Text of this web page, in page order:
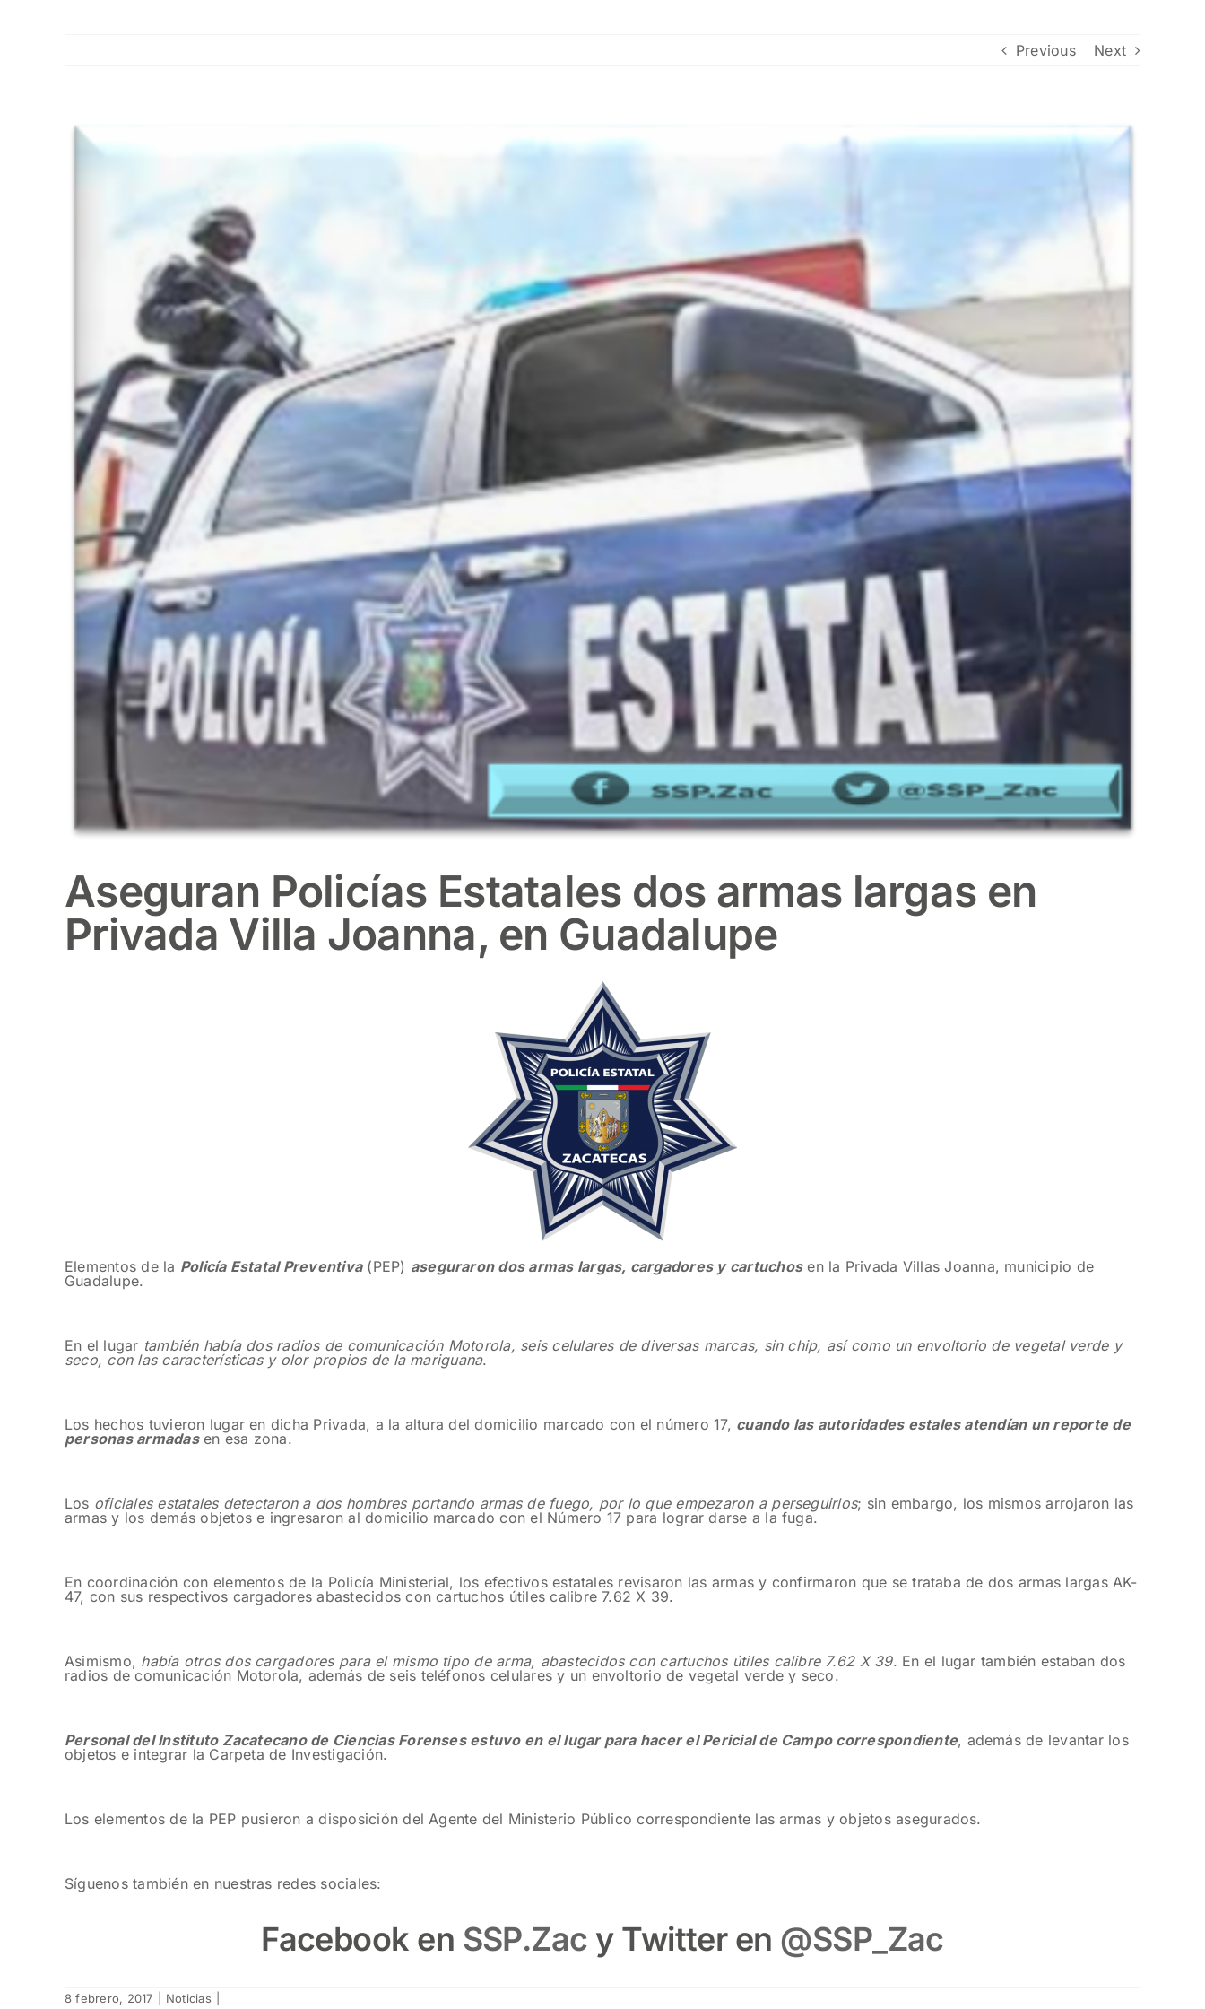
Previous Next
View
Larger
Aseguran Policías Estatales dos armas largas en
Privada Villa Joanna, en Guadalupe
Elementos de la Policía Estatal Preventiva(PEP) aseguraron dos armas largas, cargadores y cartuchosen la Privada Villas Joanna, municipio de
Guadalupe.
En el lugar también había dos radios de comunicación Motorola, seis celulares de diversas marcas, sin chip, así como un envoltorio de vegetal verde y
seco, con las características y olor propios de la mariguana.
Los hechos tuvieron lugar en dicha Privada, a la altura del domicilio marcado con el número 17, cuando las autoridades estales atendían un reporte de
personas armadasen esa zona.
Los oficiales estatales detectaron a dos hombres portando armas de fuego, por lo que empezaron a perseguirlos; sin embargo, los mismos arrojaron las
armas y los demás objetos e ingresaron al domicilio marcado con el Número 17 para lograr darse a la fuga.
En coordinación con elementos de la Policía Ministerial, los efectivos estatales revisaron las armas y confirmaron que se trataba de dos armas largas AK-
47, con sus respectivos cargadores abastecidos con cartuchos útiles calibre 7.62 X 39.
Asimismo, había otros dos cargadores para el mismo tipo de arma, abastecidos con cartuchos útiles calibre 7.62 X 39. En el lugar también estaban dos
radios de comunicación Motorola, además de seis teléfonos celulares y un envoltorio de vegetal verde y seco.
Personal del Instituto Zacatecano de Ciencias Forenses estuvo en el lugar para hacer el Pericial de Campo correspondiente, además de levantar los
objetos e integrar la Carpeta de Investigación.
Los elementos de la PEP pusieron a disposición del Agente del Ministerio Público correspondiente las armas y objetos asegurados.
Síguenos también en nuestras redes sociales:
Facebook en SSP.Zac y Twitter en @SSP_Zac
8 febrero, 2017 Noticias